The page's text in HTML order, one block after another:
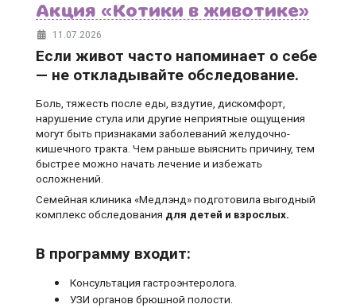
Акция «Котики в животике»
11.07.2026
Если живот часто напоминает о себе
— не откладывайте обследование.
Боль, тяжесть после еды, вздутие, дискомфорт,
нарушение стула или другие неприятные ощущения
могут быть признаками заболеваний желудочно-
кишечного тракта. Чем раньше выяснить причину, тем
быстрее можно начать лечение и избежать
осложнений.
Семейная клиника «Медлэнд» подготовила выгодный
комплекс обследования для детей и взрослых.
В программу входит:
Консультация гастроэнтеролога.
УЗИ органов брюшной полости.